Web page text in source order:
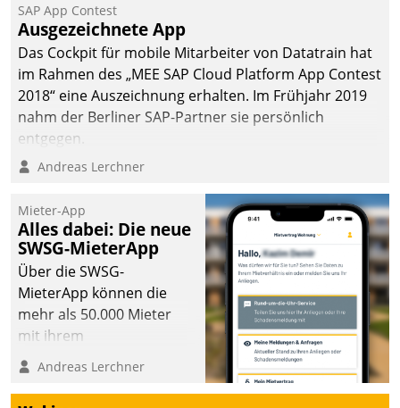
SAP App Contest
Ausgezeichnete App
Das Cockpit für mobile Mitarbeiter von Datatrain hat
im Rahmen des „MEE SAP Cloud Platform App Contest
2018“ eine Auszeichnung erhalten. Im Frühjahr 2019
nahm der Berliner SAP-Partner sie persönlich
entgegen.
Andreas Lerchner
Mieter-App
Alles dabei: Die neue
SWSG-MieterApp
Über die SWSG-
MieterApp können die
mehr als 50.000 Mieter
mit ihrem
Wohnungsunternehmen
kommunizieren, auf dem
Laufenden bleiben, Daten
Andreas Lerchner